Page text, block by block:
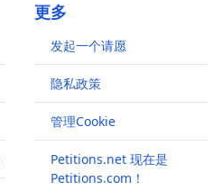
更多
发起一个请愿
隐私政策
管理Cookie
Petitions.net 现在是
Petitions.com！